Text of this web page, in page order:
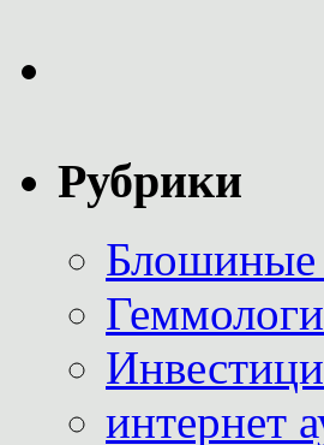
Рубрики
интернет